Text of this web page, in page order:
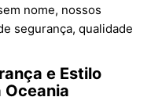
nome, nossos
segurança, qualidade
e Estilo
Oceania